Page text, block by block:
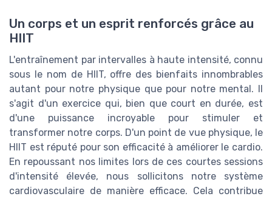
Un corps et un esprit renforcés grâce au
HIIT
L'entraînement par intervalles à haute intensité, connu
sous le nom de HIIT, offre des bienfaits innombrables
autant pour notre physique que pour notre mental. Il
s'agit d'un exercice qui, bien que court en durée, est
d'une puissance incroyable pour stimuler et
transformer notre corps. D'un point de vue physique, le
HIIT est réputé pour son efficacité à améliorer le cardio.
En repoussant nos limites lors de ces courtes sessions
d'intensité élevée, nous sollicitons notre système
cardiovasculaire de manière efficace. Cela contribue